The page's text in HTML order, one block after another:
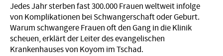
Jedes Jahr sterben fast 300.000 Frauen weltweit infolge
von Komplikationen bei Schwangerschaft oder Geburt.
Warum schwangere Frauen oft den Gang in die Klinik
scheuen, erklärt der Leiter des evangelischen
Krankenhauses von Koyom im Tschad.